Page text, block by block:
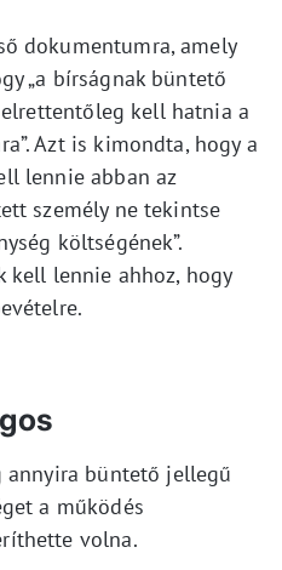
dokumentumra, amely
„a bírságnak büntető
kell hatnia a
Azt is kimondta, hogy a
lennie abban az
személy ne tekintse
költségének”.
kell lennie ahhoz, hogy
annyira büntető jellegű
a működés
volna.